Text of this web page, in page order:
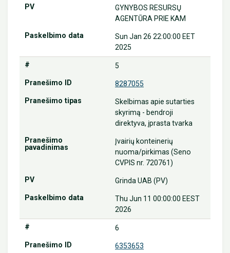
GYNYBOS RESURSŲ
AGENTŪRA PRIE KAM
Sun Jan 26 22:00:00 EET
2025
5
8287055
Skelbimas apie sutarties
skyrimą - bendroji
direktyva, įprasta tvarka
Įvairių konteinerių
nuoma/pirkimas (Seno
CVPIS nr. 720761)
Grinda UAB (PV)
Thu Jun 11 00:00:00 EEST
2026
6
6353653